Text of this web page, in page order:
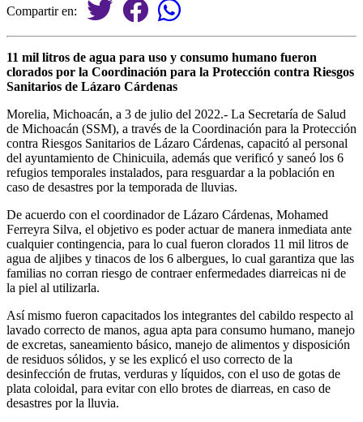
Compartir en:
11 mil litros de agua para uso y consumo humano fueron
clorados por la Coordinación para la Protección contra Riesgos
Sanitarios de Lázaro Cárdenas
Morelia, Michoacán, a 3 de julio del 2022.- La Secretaría de Salud
de Michoacán (SSM), a través de la Coordinación para la Protección
contra Riesgos Sanitarios de Lázaro Cárdenas, capacitó al personal
del ayuntamiento de Chinicuila, además que verificó y saneó los 6
refugios temporales instalados, para resguardar a la población en
caso de desastres por la temporada de lluvias.
De acuerdo con el coordinador de Lázaro Cárdenas, Mohamed
Ferreyra Silva, el objetivo es poder actuar de manera inmediata ante
cualquier contingencia, para lo cual fueron clorados 11 mil litros de
agua de aljibes y tinacos de los 6 albergues, lo cual garantiza que las
familias no corran riesgo de contraer enfermedades diarreicas ni de
la piel al utilizarla.
Así mismo fueron capacitados los integrantes del cabildo respecto al
lavado correcto de manos, agua apta para consumo humano, manejo
de excretas, saneamiento básico, manejo de alimentos y disposición
de residuos sólidos, y se les explicó el uso correcto de la
desinfección de frutas, verduras y líquidos, con el uso de gotas de
plata coloidal, para evitar con ello brotes de diarreas, en caso de
desastres por la lluvia.